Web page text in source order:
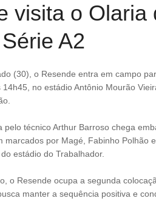
visita o
A2
14h45, no estádio Antônio Mourão
pelo técnico Arthur Barroso chega
marcados por Magé, Fabinho Polhão
estádio do Trabalhador.
o Resende ocupa a segunda
manter a sequência positiva e